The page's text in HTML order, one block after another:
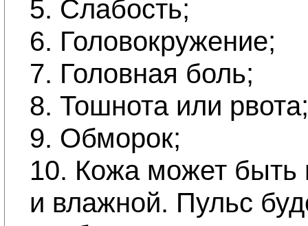
5. Слабость;
6. Головокружение;
7. Головная боль;
8. Тошнота или рвота;
9. Обморок;
10. Кожа может быть
и влажной. Пульс